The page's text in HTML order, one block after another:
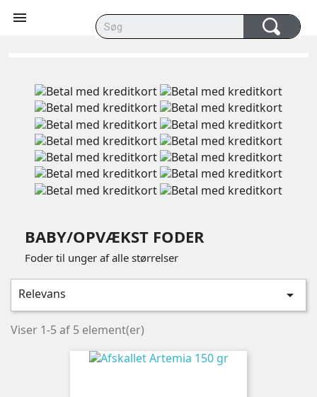

BABY/OPVÆKST FODER
Foder til unger af alle størrelser
Relevans 
Viser 1-5 af 5 element(er)